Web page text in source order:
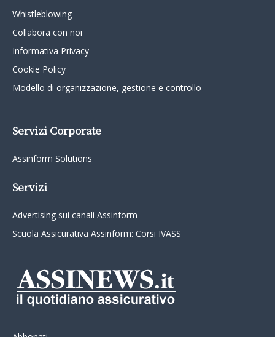
Whistleblowing
Collabora con noi
Informativa Privacy
Cookie Policy
Modello di organizzazione, gestione e controllo
Servizi Corporate
Assinform Solutions
Servizi
Advertising sui canali Assinform
Scuola Assicurativa Assinform: Corsi IVASS